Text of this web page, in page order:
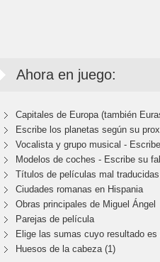
Ahora en juego:
Capitales de Europa (también
Escribe los planetas según su
Vocalista y grupo musical -
Modelos de coches - Escribe su
Títulos de películas mal traducidas
Ciudades romanas en Hispania
Obras principales de Miguel Ángel
Parejas de película
Elige las sumas cuyo resultado es
Huesos de la cabeza (1)